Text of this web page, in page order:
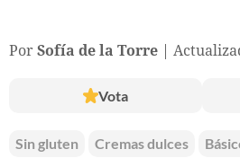
Por Sofía de la Torre
Vota
Sin gluten Cremas dulces